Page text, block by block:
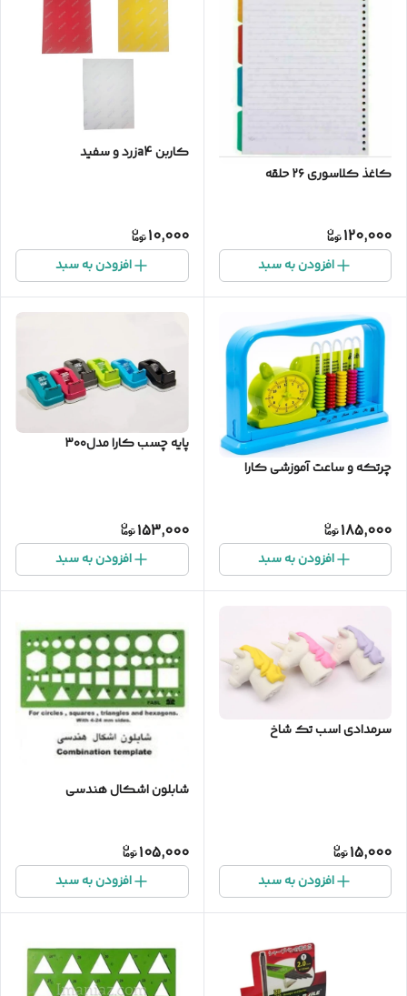
کاغذ کلاسوری ۲۶ حلقه
120,000
افزودن به سبد
کاربن a4زرد و سفید
10,000
افزودن به سبد
چرتکه و ساعت آموزشی کارا
185,000
افزودن به سبد
پایه چسب کارا مدل۳۰۰
153,000
افزودن به سبد
سرمدادی اسب تک شاخ
15,000
افزودن به سبد
شابلون اشکال هندسی
105,000
افزودن به سبد